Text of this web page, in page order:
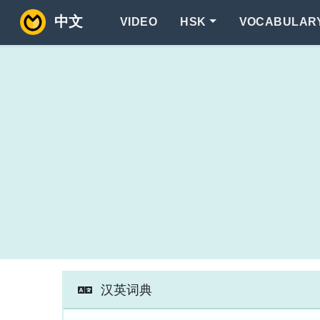
中文 VIDEO HSK
汉英词典